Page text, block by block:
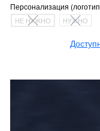
Персонализация
НЕ НУЖНО НУЖНО